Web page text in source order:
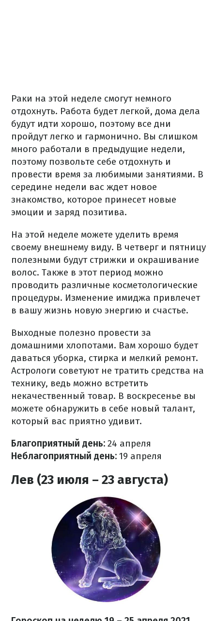
Раки на этой неделе смогут немного
отдохнуть. Работа будет легкой, дома дела
будут идти хорошо, поэтому все дни
пройдут легко и гармонично. Вы слишком
много работали в предыдущие недели,
поэтому позвольте себе отдохнуть и
провести время за любимыми занятиями. В
середине недели вас ждет новое
знакомство, которое принесет новые
эмоции и заряд позитива.
На этой неделе можете уделить время
своему внешнему виду. В четверг и пятницу
полезными будут стрижки и окрашивание
волос. Также в этот период можно
проводить различные косметологические
процедуры. Изменение имиджа привлечет
в вашу жизнь новую энергию и счастье.
Выходные полезно провести за
домашними хлопотами. Вам хорошо будет
даваться уборка, стирка и мелкий ремонт.
Астрологи советуют не тратить средства на
технику, ведь можно встретить
некачественный товар. В воскресенье вы
можете обнаружить в себе новый талант,
который вас приятно удивит.
Благоприятный день: 24 апреля
Неблагоприятный день: 19 апреля
Лев (23 июля – 23 августа)